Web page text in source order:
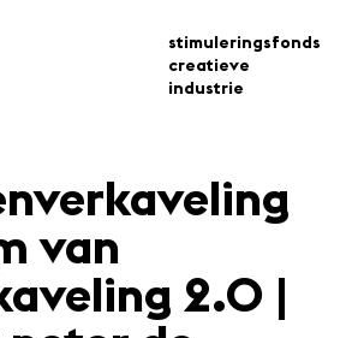
stimuleringsfonds
creatieve
industrie
van
2.0 |